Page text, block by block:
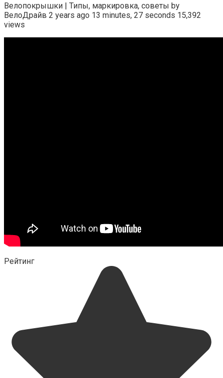
Велопокрышки | Типы, маркировка, советы by
ВелоДрайв 2 years ago 13 minutes, 27 seconds 15,392
views
Рейтинг